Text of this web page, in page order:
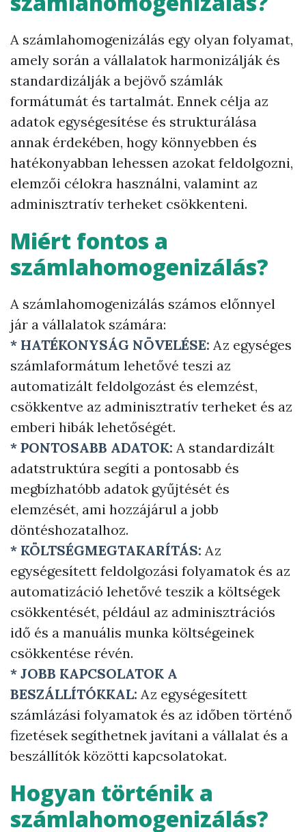
A számlahomogenizálás egy olyan folyamat,
amely során a vállalatok harmonizálják és
standardizálják a bejövő számlák
formátumát és tartalmát. Ennek célja az
adatok egységesítése és strukturálása
annak érdekében, hogy könnyebben és
hatékonyabban lehessen azokat feldolgozni,
elemzői célokra használni, valamint az
adminisztratív terheket csökkenteni.
Miért fontos a
számlahomogenizálás?
A számlahomogenizálás számos előnnyel
jár a vállalatok számára:
* HATÉKONYSÁG NÖVELÉSE: Az egységes
számlaformátum lehetővé teszi az
automatizált feldolgozást és elemzést,
csökkentve az adminisztratív terheket és az
emberi hibák lehetőségét.
* PONTOSABB ADATOK: A standardizált
adatstruktúra segíti a pontosabb és
megbízhatóbb adatok gyűjtését és
elemzését, ami hozzájárul a jobb
döntéshozatalhoz.
* KÖLTSÉGMEGTAKARÍTÁS: Az
egységesített feldolgozási folyamatok és az
automatizáció lehetővé teszik a költségek
csökkentését, például az adminisztrációs
idő és a manuális munka költségeinek
csökkentése révén.
* JOBB KAPCSOLATOK A
BESZÁLLÍTÓKKAL: Az egységesített
számlázási folyamatok és az időben történő
fizetések segíthetnek javítani a vállalat és a
beszállítók közötti kapcsolatokat.
Hogyan történik a
számlahomogenizálás?